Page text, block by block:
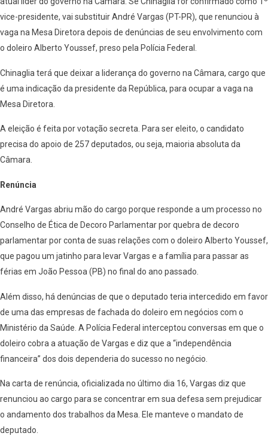
vice-presidente, vai substituir André Vargas (PT-PR), que renunciou à
vaga na Mesa Diretora depois de denúncias de seu envolvimento com
o doleiro Alberto Youssef, preso pela Polícia Federal.
Chinaglia terá que deixar a liderança do governo na Câmara, cargo que
é uma indicação da presidente da República, para ocupar a vaga na
Mesa Diretora.
A eleição é feita por votação secreta. Para ser eleito, o candidato
precisa do apoio de 257 deputados, ou seja, maioria absoluta da
Câmara.
Renúncia
André Vargas abriu mão do cargo porque responde a um processo no
Conselho de Ética de Decoro Parlamentar por quebra de decoro
parlamentar por conta de suas relações com o doleiro Alberto Youssef,
que pagou um jatinho para levar Vargas e a família para passar as
férias em João Pessoa (PB) no final do ano passado.
Além disso, há denúncias de que o deputado teria intercedido em favor
de uma das empresas de fachada do doleiro em negócios com o
Ministério da Saúde. A Polícia Federal interceptou conversas em que o
doleiro cobra a atuação de Vargas e diz que a “independência
financeira” dos dois dependeria do sucesso no negócio.
Na carta de renúncia, oficializada no último dia 16, Vargas diz que
renunciou ao cargo para se concentrar em sua defesa sem prejudicar
o andamento dos trabalhos da Mesa. Ele manteve o mandato de
deputado.